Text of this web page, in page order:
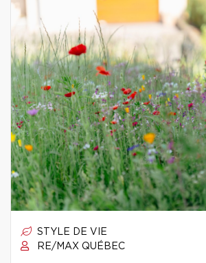
STYLE DE VIE
RE/MAX QUÉBEC